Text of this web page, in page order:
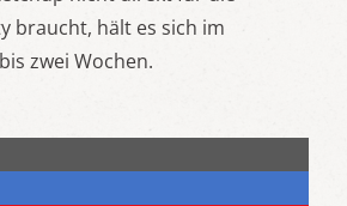
braucht, hält es sich im
zwei Wochen.